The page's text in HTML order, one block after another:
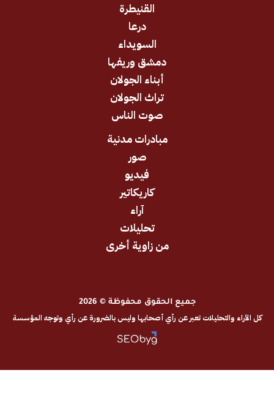
دمشق وريفها
أبناء الجولان
تراث الجولان
صوت الناس
مبادرات مدنية
من زاوية أخرى
جميع الحقوق محفوظة © 2026
تعبر عن رأي أصحابها وليس بالضرورة عن رأي وتوجه المؤسسة